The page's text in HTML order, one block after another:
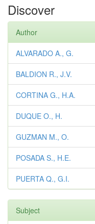
Discover
Author
ALVARADO A., G.
BALDION R., J.V.
CORTINA G., H.A.
DUQUE O., H.
GUZMAN M., O.
POSADA S., H.E.
PUERTA Q., G.I.
Subject